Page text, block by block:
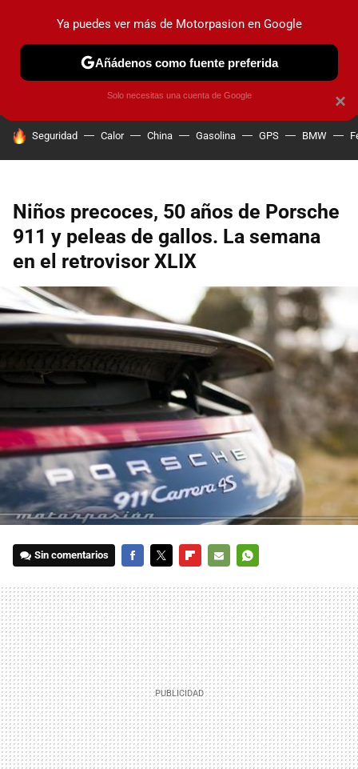
PRUEBAS COCHES ELÉCTRICOS OBSERVATORIO
HOY SE HABLA DE
Seguridad Calor China Gasolina GPS BMW
Niños precoces, 50 años de Porsche
911 y peleas de gallos. La semana
en el retrovisor XLIX
Sin comentarios
MAIL
×
Ya puedes ver más de Motorpasion en Google
Añádenos como fuente preferida
Solo necesitas una cuenta de Google